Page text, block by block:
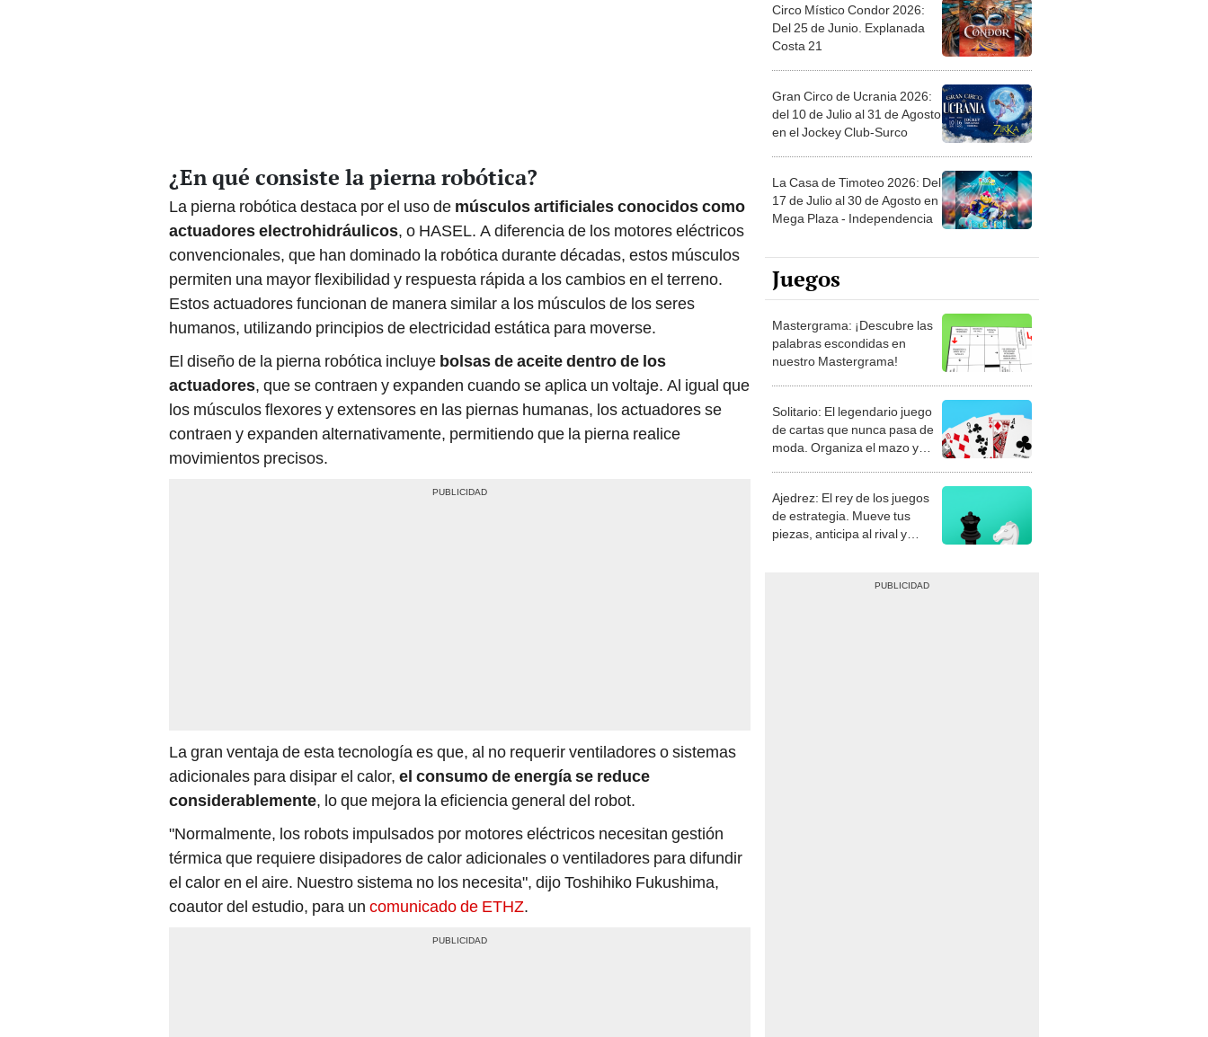
¿En qué consiste la pierna robótica?
La pierna robótica destaca por el uso de músculos artificiales conocidos como
actuadores electrohidráulicos, o HASEL. A diferencia de los motores eléctricos
convencionales, que han dominado la robótica durante décadas, estos músculos
permiten una mayor flexibilidad y respuesta rápida a los cambios en el terreno.
Estos actuadores funcionan de manera similar a los músculos de los seres
humanos, utilizando principios de electricidad estática para moverse.
El diseño de la pierna robótica incluye bolsas de aceitedentro de los
actuadores, que se contraen y expanden cuando se aplica un voltaje. Al igual que
los músculos flexores y extensores en las piernas humanas, los actuadores se
contraen y expanden alternativamente, permitiendo que la pierna realice
movimientos precisos.
La gran ventaja de esta tecnología es que, al no requerir ventiladores o sistemas
adicionales para disipar el calor, el consumo de energía se reduce
considerablemente, lo que mejora la eficiencia general del robot.
"Normalmente, los robots impulsados ​​por motores eléctricos necesitan gestión
térmica que requiere disipadores de calor adicionales o ventiladores para difundir
el calor en el aire. Nuestro sistema no los necesita", dijo Toshihiko Fukushima,
coautor del estudio, para un comunicado de ETHZ.
Circo Místico Condor 2026:
Del 25 de Junio. Explanada
Costa 21
Gran Circo de Ucrania 2026:
del 10 de Julio al 31 de Agosto
en el Jockey Club-Surco
La Casa de Timoteo 2026: Del
17 de Julio al 30 de Agosto en
Mega Plaza - Independencia
Juegos
Mastergrama: ¡Descubre las
palabras escondidas en
nuestro Mastergrama!
Solitario: El legendario juego
de cartas que nunca pasa de
moda. Organiza el mazo y
Ajedrez: El rey de los juegos
de estrategia. Mueve tus
piezas, anticipa al rival y